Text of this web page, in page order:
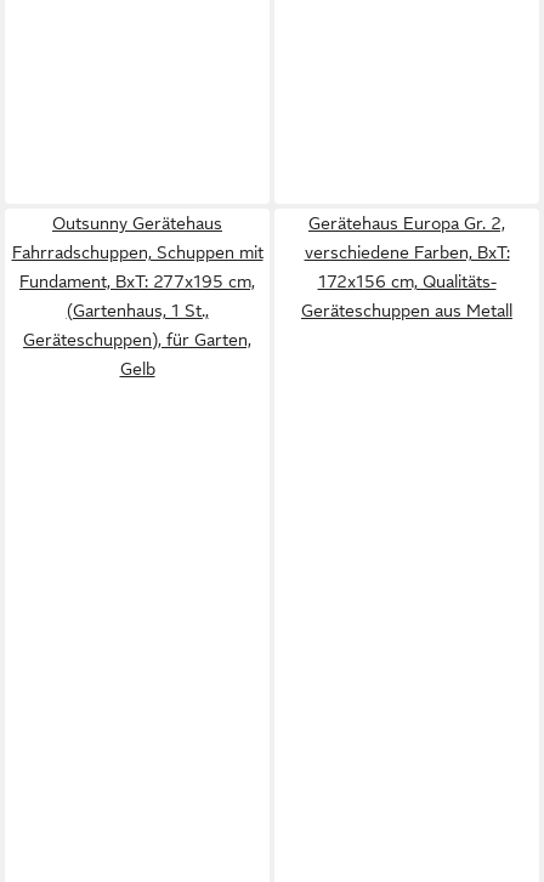
Outsunny Gerätehaus
Fahrradschuppen, Schuppen mit
Fundament, BxT: 277x195 cm,
(Gartenhaus, 1 St.,
Geräteschuppen), für Garten,
Gelb
Gerätehaus Europa Gr. 2,
verschiedene Farben, BxT:
172x156 cm, Qualitäts-
Geräteschuppen aus Metall